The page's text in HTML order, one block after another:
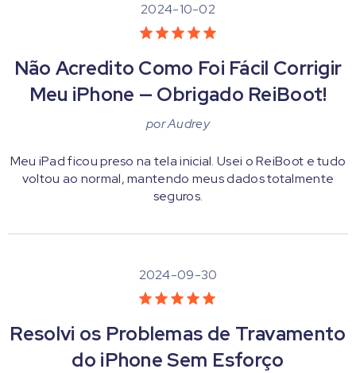
2024-10-02
Não Acredito Como Foi Fácil Corrigir
Meu iPhone — Obrigado ReiBoot!
porAudrey
Meu iPad ficou preso na tela inicial. Usei o ReiBoot e tudo
voltou ao normal, mantendo meus dados totalmente
seguros.
2024-09-30
Resolvi os Problemas de Travamento
do iPhone Sem Esforço